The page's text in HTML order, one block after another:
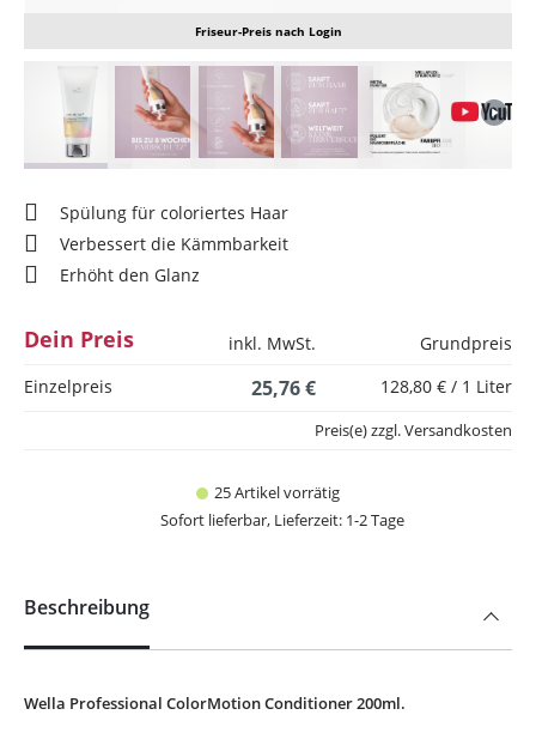
Friseur-Preis nach Login
Spülung für coloriertes Haar
Verbessert die Kämmbarkeit
Erhöht den Glanz
Dein Preis inkl. MwSt.
Grundpreis
Einzelpreis
25,76 € 128,80 € / 1 Liter
25 Artikel vorrätig
Sofort lieferbar, Lieferzeit: 1-2 Tage
Preis(e) zzgl. Versandkosten
Beschreibung
Wella Professional ColorMotion Conditioner 200ml.